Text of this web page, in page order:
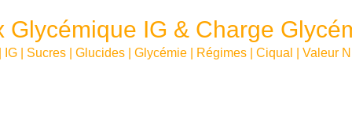
Glycémique IG & Charge
IG | Sucres | Glucides | Glycémie | Régimes | Ciqual | Valeur